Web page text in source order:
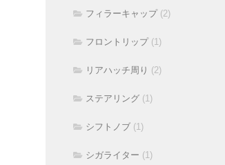
フィラーキャップ(2)
フロントリップ(1)
リアハッチ周り (2)
ステアリング (1)
シフトノブ (1)
シガライター (1)